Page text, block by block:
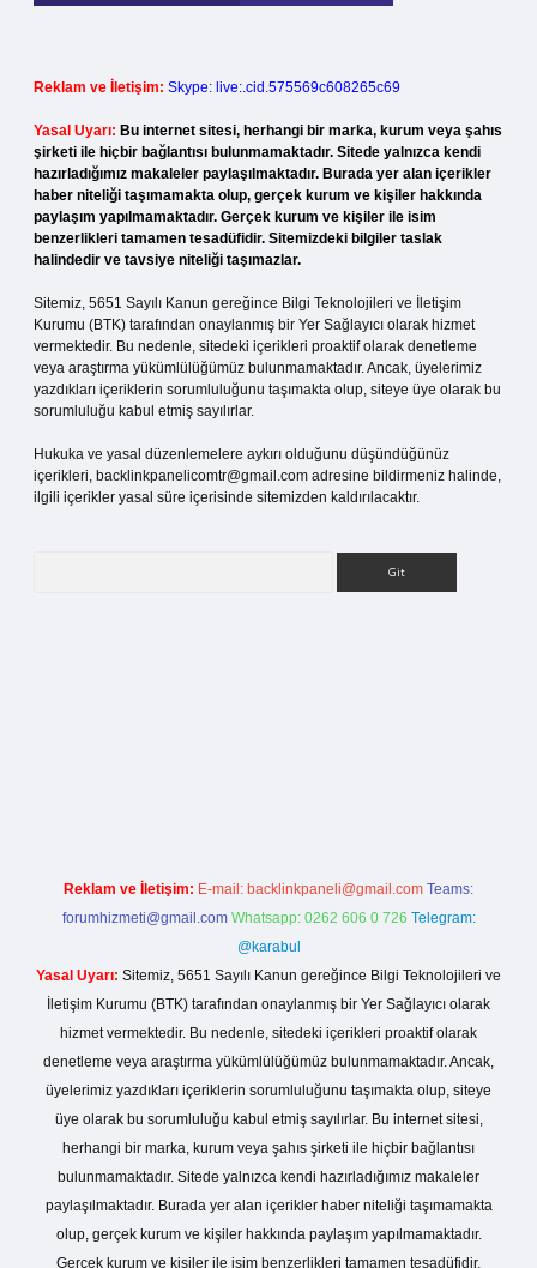
Reklam ve İletişim: Skype: live:.cid.575569c608265c69
Yasal Uyarı: Bu internet sitesi, herhangi bir marka, kurum veya şahıs
şirketi ile hiçbir bağlantısı bulunmamaktadır. Sitede yalnızca kendi
hazırladığımız makaleler paylaşılmaktadır. Burada yer alan içerikler
haber niteliği taşımamakta olup, gerçek kurum ve kişiler hakkında
paylaşım yapılmamaktadır. Gerçek kurum ve kişiler ile isim
benzerlikleri tamamen tesadüfidir. Sitemizdeki bilgiler taslak
halindedir ve tavsiye niteliği taşımazlar.
Sitemiz, 5651 Sayılı Kanun gereğince Bilgi Teknolojileri ve İletişim
Kurumu (BTK) tarafından onaylanmış bir Yer Sağlayıcı olarak hizmet
vermektedir. Bu nedenle, sitedeki içerikleri proaktif olarak denetleme
veya araştırma yükümlülüğümüz bulunmamaktadır. Ancak, üyelerimiz
yazdıkları içeriklerin sorumluluğunu taşımakta olup, siteye üye olarak bu
sorumluluğu kabul etmiş sayılırlar.
Hukuka ve yasal düzenlemelere aykırı olduğunu düşündüğünüz
içerikleri, backlinkpanelicomtr@gmail.com adresine bildirmeniz halinde,
ilgili içerikler yasal süre içerisinde sitemizden kaldırılacaktır.
Reklam ve İletişim: E-mail: backlinkpaneli@gmail.com Teams:
forumhizmeti@gmail.com Whatsapp: 0262 606 0 726 Telegram:
@karabul
Yasal Uyarı: Sitemiz, 5651 Sayılı Kanun gereğince Bilgi Teknolojileri ve
İletişim Kurumu (BTK) tarafından onaylanmış bir Yer Sağlayıcı olarak
hizmet vermektedir. Bu nedenle, sitedeki içerikleri proaktif olarak
denetleme veya araştırma yükümlülüğümüz bulunmamaktadır. Ancak,
üyelerimiz yazdıkları içeriklerin sorumluluğunu taşımakta olup, siteye
üye olarak bu sorumluluğu kabul etmiş sayılırlar. Bu internet sitesi,
herhangi bir marka, kurum veya şahıs şirketi ile hiçbir bağlantısı
bulunmamaktadır. Sitede yalnızca kendi hazırladığımız makaleler
paylaşılmaktadır. Burada yer alan içerikler haber niteliği taşımamakta
olup, gerçek kurum ve kişiler hakkında paylaşım yapılmamaktadır.
Gerçek kurum ve kişiler ile isim benzerlikleri tamamen tesadüfidir.